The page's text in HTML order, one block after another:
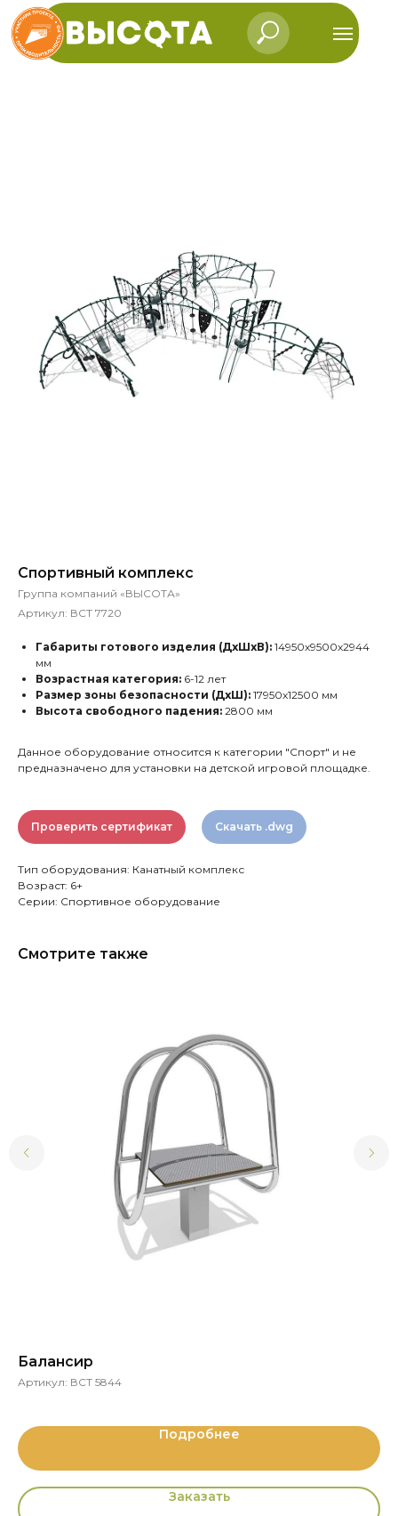
Спортивный комплекс
Группа компаний «ВЫСОТА»
Артикул: ВСТ 7720
Габариты готового изделия (ДхШхВ): 14950х9500х2944
мм
Возрастная категория: 6-12 лет
Размер зоны безопасности (ДхШ): 17950х12500 мм
Высота свободного падения: 2800 мм
Данное оборудование относится к категории "Спорт" и не
предназначено для установки на детской игровой площадке.
Проверить сертификат Скачать .dwg
Тип оборудования: Канатный комплекс
Возраст: 6+
Серии: Спортивное оборудование
Смотрите также
Балансир
Артикул: ВСТ 5844
Подробнее
Заказать